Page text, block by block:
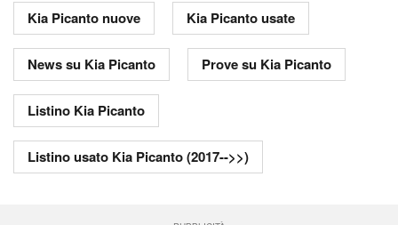
Kia Picanto nuove Kia Picanto usate
News su Kia Picanto Prove su Kia Picanto
Listino Kia Picanto
Listino usato Kia Picanto (2017-->>)